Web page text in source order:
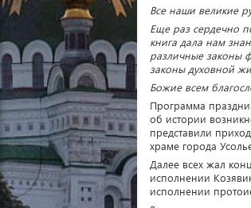
Все наши великие
Еще раз сердечно
книга дала нам
различные законы
законы духовной
Божие всем
Программа
об истории
представили
храме города
Далее всех жал
исполнении
исполнении